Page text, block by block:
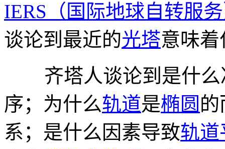
IERS（国际地球自转服
谈论到最近的光塔意味
齐塔人谈论到是什么
序；为什么轨道是椭圆 的
系；是什么因素导致轨道